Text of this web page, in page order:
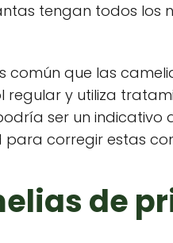
tengan todos los
común que las
y utiliza
ser un indicativo
corregir estas
de